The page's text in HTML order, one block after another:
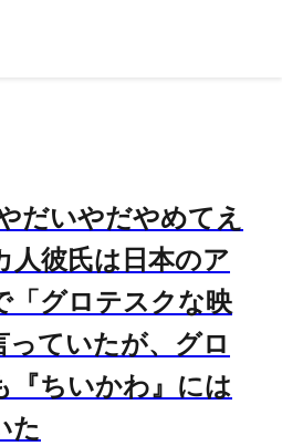
だいやだやめてえ
人彼氏は日本のア
「グロテスクな映
ていたが、グロ
『ちいかわ』には
た